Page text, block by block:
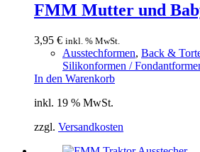
FMM Mutter und
3,95 € inkl. % MwSt.
Ausstechformen, Back &
Silikonformen /
In den Warenkorb
inkl. 19 % MwSt.
zzgl. Versandkosten